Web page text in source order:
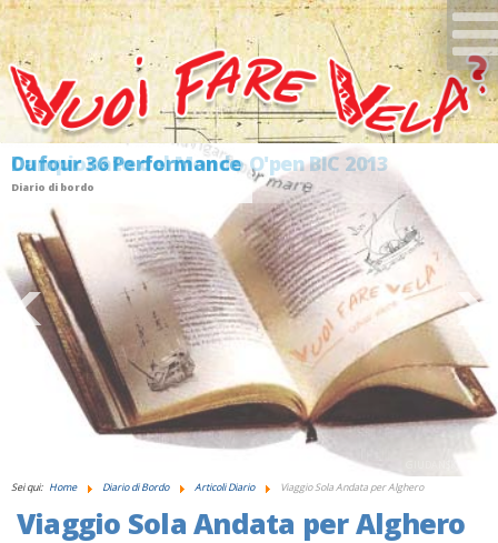
Dufour 36 Performance
Diario di bordo
Sei qui: Home Diario di Bordo Articoli Diario Viaggio Sola Andata per Alghero
Viaggio Sola Andata per Alghero